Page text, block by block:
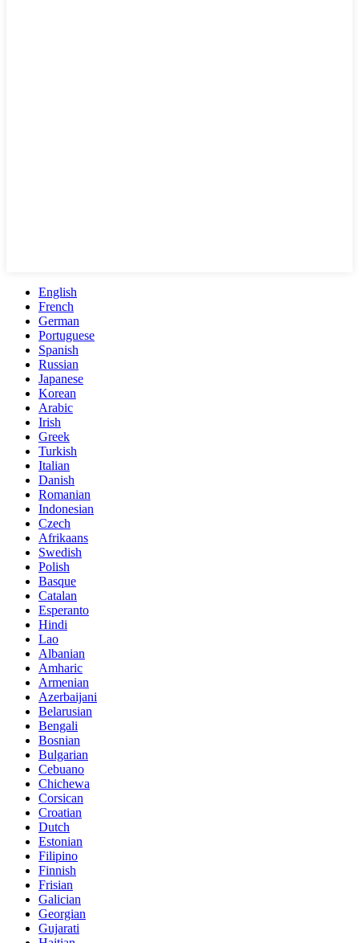
English
French
German
Portuguese
Spanish
Russian
Japanese
Korean
Arabic
Irish
Greek
Turkish
Italian
Danish
Romanian
Indonesian
Czech
Afrikaans
Swedish
Polish
Basque
Catalan
Esperanto
Hindi
Lao
Albanian
Amharic
Armenian
Azerbaijani
Belarusian
Bengali
Bosnian
Bulgarian
Cebuano
Chichewa
Corsican
Croatian
Dutch
Estonian
Filipino
Finnish
Frisian
Galician
Georgian
Gujarati